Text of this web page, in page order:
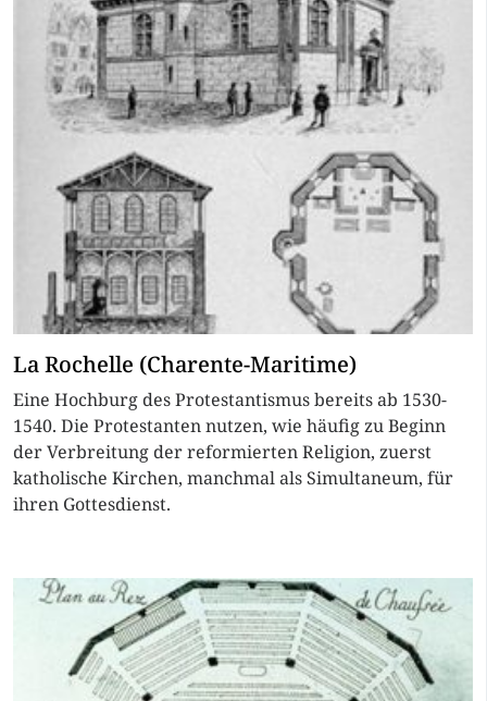
La Rochelle (Charente-Maritime)
Eine Hochburg des Protestantismus bereits ab 1530-
1540. Die Protestanten nutzen, wie häufig zu Beginn
der Verbreitung der reformierten Religion, zuerst
katholische Kirchen, manchmal als Simultaneum, für
ihren Gottesdienst.